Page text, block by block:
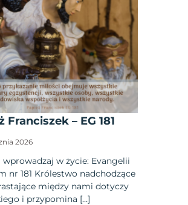
Franciszek – EG 181
2026
wprowadzaj w życie: Evangelii
nr 181 Królestwo nadchodzące
między nami dotyczy
i przypomina […]